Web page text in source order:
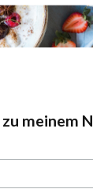
meinem